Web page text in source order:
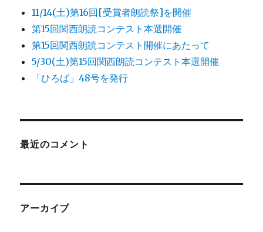
11/14(土)第16回[受賞者朗読祭]を開催
第15回関西朗読コンテスト本選開催
第15回関西朗読コンテスト開催にあたって
5/30(土)第15回関西朗読コンテスト本選開催
「ひろば」48号を発行
最近のコメント
アーカイブ